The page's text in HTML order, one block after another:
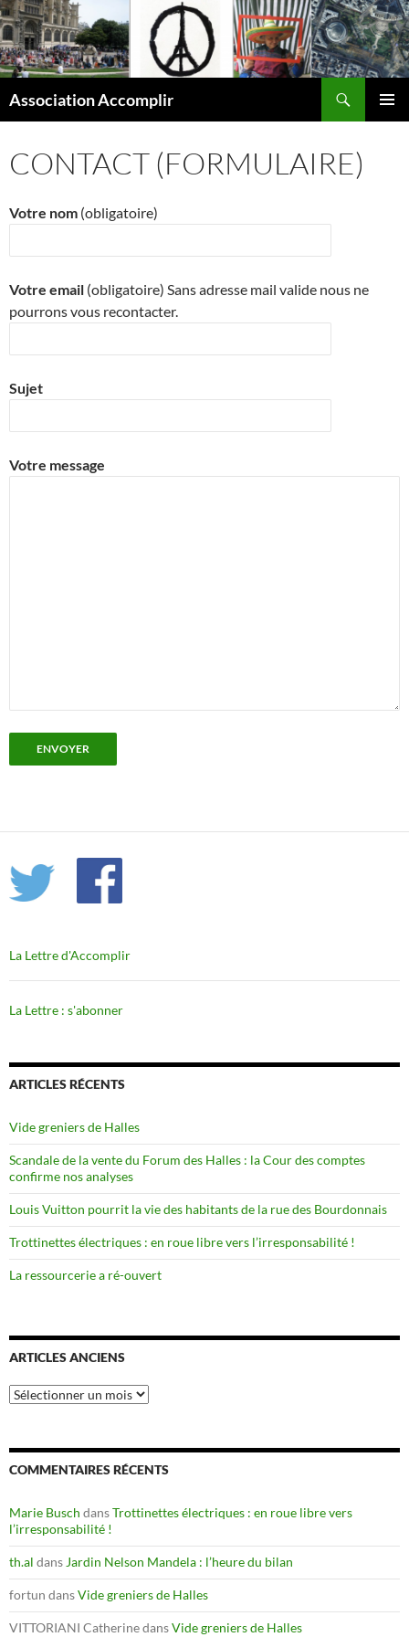
Aller
au
contenu
Association Accomplir
CONTACT (FORMULAIRE)
Votre nom (obligatoire)
Votre email (obligatoire) Sans adresse mail valide nous ne
pourrons vous recontacter.
Sujet
Votre message
La Lettre d'Accomplir
La Lettre : s'abonner
ARTICLES RÉCENTS
Vide greniers de Halles
Scandale de la vente du Forum des Halles : la Cour des comptes
confirme nos analyses
Louis Vuitton pourrit la vie des habitants de la rue des Bourdonnais
Trottinettes électriques : en roue libre vers l’irresponsabilité !
La ressourcerie a ré-ouvert
ARTICLES ANCIENS
Articles
anciens
COMMENTAIRES RÉCENTS
Marie Busch dansTrottinettes électriques : en roue libre vers
l’irresponsabilité !
th.al dans Jardin Nelson Mandela : l’heure du bilan
fortun dansVide greniers de Halles
VITTORIANI CatherinedansVide greniers de Halles